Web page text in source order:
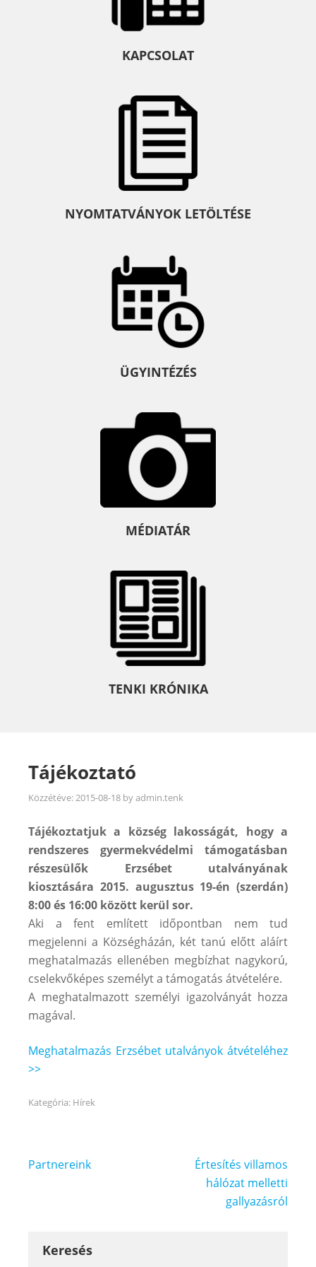
KAPCSOLAT
NYOMTATVÁNYOK LETÖLTÉSE
ÜGYINTÉZÉS
MÉDIATÁR
TENKI KRÓNIKA
Tájékoztató
Közzétéve:2015-08-18 byadmin.tenk
Tájékoztatjuk a község lakosságát, hogy a
rendszeres gyermekvédelmi támogatásban
részesülők Erzsébet utalványának
kiosztására 2015. augusztus 19-én (szerdán)
8:00 és 16:00 között kerül sor.
Aki a fent említett időpontban nem tud
megjelenni a Községházán, két tanú előtt aláírt
meghatalmazás ellenében megbízhat nagykorú,
cselekvőképes személyt a támogatás átvételére.
A meghatalmazott személyi igazolványát hozza
magával.
Meghatalmazás Erzsébet utalványok átvételéhez
>>
Kategória: Hírek
Bejegyzés
Partnereink
Értesítés villamos
hálózat melletti
gallyazásról
Keresés